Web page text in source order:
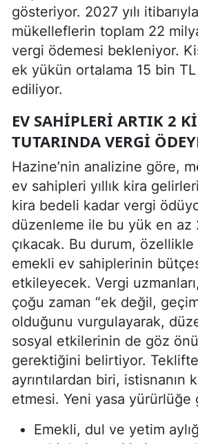
gösteriyor. 2027 yılı
mükelleflerin toplam 22
vergi ödemesi bekleniyor.
ek yükün ortalama 15 bin
ediliyor.
EV SAHIPLERI ARTIK 2
TUTARINDA VERGI
Hazine’nin analizine göre,
ev sahipleri yıllık kira
kira bedeli kadar vergi
düzenleme ile bu yük en az
çıkacak. Bu durum,
emekli ev sahiplerinin
etkileyecek. Vergi
çoğu zaman “ek değil,
olduğunu vurgulayarak,
sosyal etkilerinin de göz
gerektiğini belirtiyor.
ayrıntılardan biri, istisnanın
etmesi. Yeni yasa yürürlüğe
Emekli, dul ve yetim